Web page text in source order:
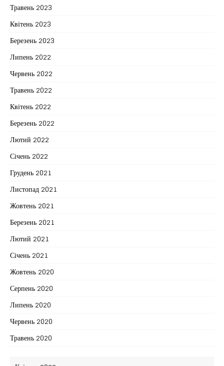
Травень 2023
Квітень 2023
Березень 2023
Липень 2022
Червень 2022
Травень 2022
Квітень 2022
Березень 2022
Лютий 2022
Січень 2022
Грудень 2021
Листопад 2021
Жовтень 2021
Березень 2021
Лютий 2021
Січень 2021
Жовтень 2020
Серпень 2020
Липень 2020
Червень 2020
Травень 2020